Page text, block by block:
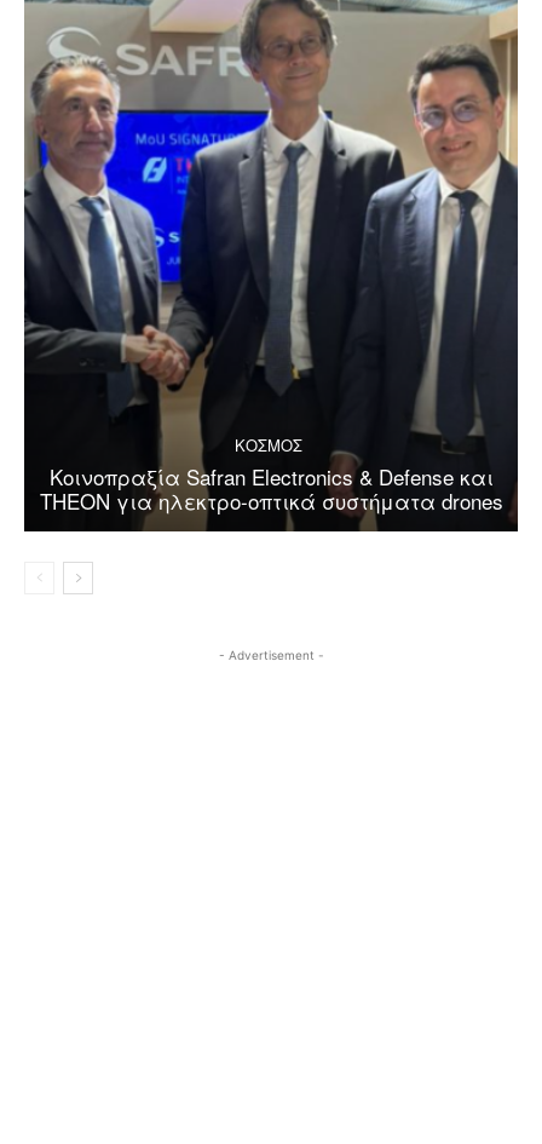
ΚΟΣΜΟΣ
Κοινοπραξία Safran Electronics & Defense και
THEON για ηλεκτρο-οπτικά συστήματα drones
- Advertisement -